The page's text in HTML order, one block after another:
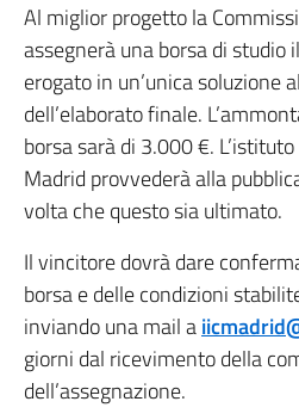
Al miglior progetto la
assegnerà una borsa di studio
erogato in un’unica soluzione
dell’elaborato finale.
borsa sarà di 3.000 €.
Madrid provvederà alla
volta che questo sia ultimato.
Il vincitore dovrà dare
borsa e delle condizioni
inviando una mail a
giorni dal ricevimento della
dell’assegnazione.